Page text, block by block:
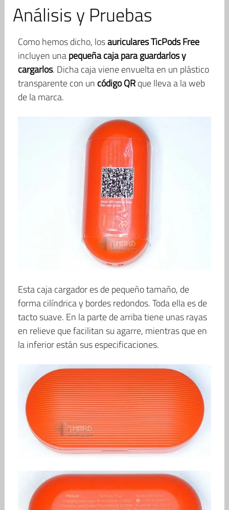
Análisis y Pruebas
Como hemos dicho, losauriculares TicPods Free
incluyen unapequeña caja para guardarlos y
cargarlos. Dicha caja viene envuelta en un plástico
transparente con un código QRque lleva a la web
de la marca.
Esta caja cargador es de pequeño tamaño, de
forma cilíndrica y bordes redondos. Toda ella es de
tacto suave. En la parte de arriba tiene unas rayas
en relieve que facilitan su agarre, mientras que en
la inferior están sus especificaciones.